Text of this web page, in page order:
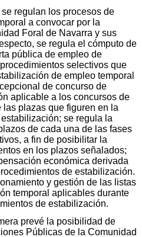
regulan los procesos de
a convocar por la
Foral de Navarra y sus
se regula el cómputo de
pública de empleo de
selectivos que
de empleo temporal
de concurso de
aplicable a los concursos de
plazas que figuren en la
se regula la
de cada una de las fases
a fin de posibilitar la
en los plazos señalados;
económica derivada
de estabilización.
y gestión de las listas
temporal aplicables durante
de estabilización.
prevé la posibilidad de
Públicas de la Comunidad